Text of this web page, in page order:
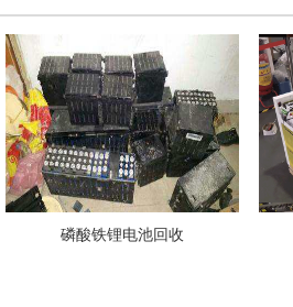
磷酸铁锂电池回收